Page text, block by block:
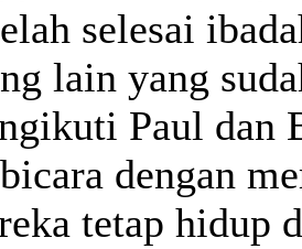
selesai
lain yang
Paul dan
dengan
tetap hidup